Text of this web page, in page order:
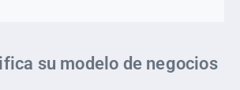
su modelo de negocios